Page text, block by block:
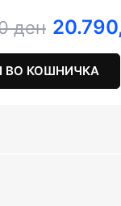
ден
ден.
ден.
ВО КОШНИЧКА